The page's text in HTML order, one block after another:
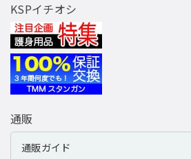
KSPイチオシ
通販
通販ガイド